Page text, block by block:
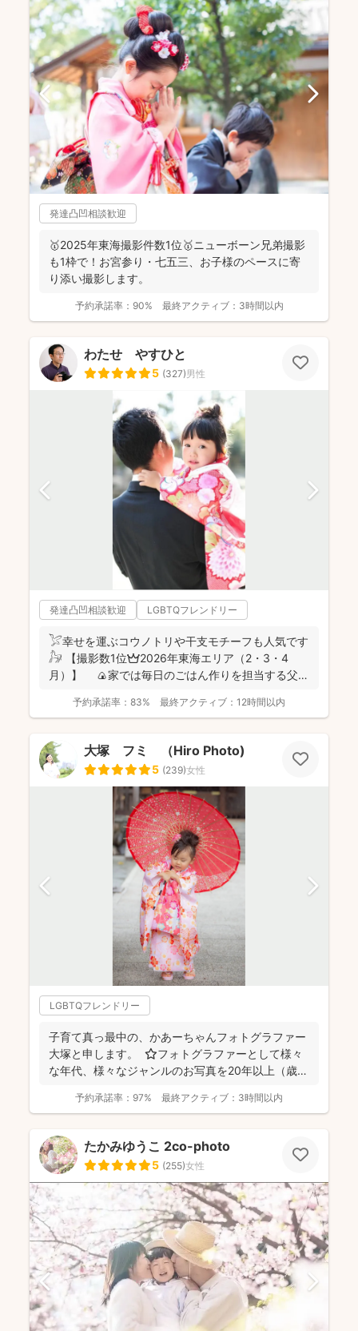
発達凸凹相談歓迎
🥇2025年東海撮影件数1位🥇ニューボーン兄弟撮影
も1枠で！お宮参り・七五三、お子様のペースに寄
り添い撮影します。
予約承諾率： 90% 最終アクティブ： 3時間以内
わたせ やすひと
5 (327)男性
発達凸凹相談歓迎 LGBTQフレンドリー
𓅯幸せを運ぶコウノトリや干支モチーフも人気です
𓃗 【撮影数1位👑2026年東海エリア（2・3・4
月）】 🍙家では毎日のごはん作りを担当する父で
予約承諾率： 83% 最終アクティブ： 12時間以内
大塚 フミ （Hiro Photo)
5 (239)女性
LGBTQフレンドリー
子育て真っ最中の、かあーちゃんフォトグラファー
大塚と申します。 ⭐︎フォトグラファーとして様々
な年代、様々なジャンルのお写真を20年以上（歳バ
予約承諾率： 97% 最終アクティブ： 3時間以内
たかみゆうこ 2co-photo
5 (255)女性